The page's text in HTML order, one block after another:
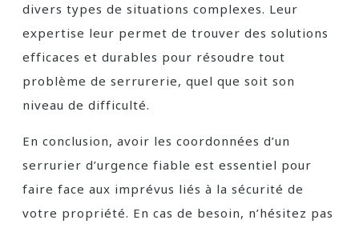
divers types de situations complexes. Leur
expertise leur permet de trouver des solutions
efficaces et durables pour résoudre tout
problème de serrurerie, quel que soit son
niveau de difficulté.
En conclusion, avoir les coordonnées d’un
serrurier d’urgence fiable est essentiel pour
faire face aux imprévus liés à la sécurité de
votre propriété. En cas de besoin, n’hésitez pas